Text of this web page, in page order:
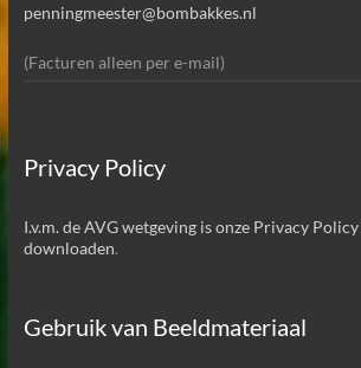
penningmeester@bombakkes.nl
(Facturen alleen per e-mail)
Privacy Policy
I.v.m. de AVG wetgeving is onze Privacy
downloaden.
Gebruik van Beeldmateriaal